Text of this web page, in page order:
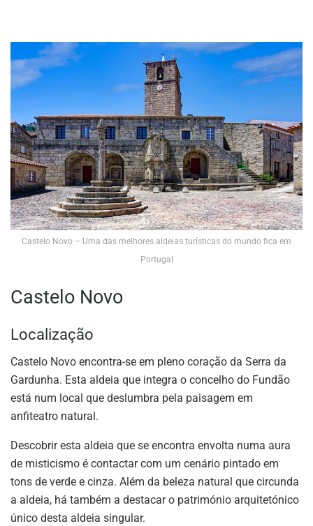
Castelo Novo – Uma das melhores aldeias turísticas do mundo fica em
Portugal
Castelo Novo
Localização
Castelo Novo encontra-se em pleno coração da Serra da
Gardunha. Esta aldeia que integra o concelho do Fundão
está num local que deslumbra pela paisagem em
anfiteatro natural.
Descobrir esta aldeia que se encontra envolta numa aura
de misticismo é contactar com um cenário pintado em
tons de verde e cinza. Além da beleza natural que circunda
a aldeia, há também a destacar o património arquitetónico
único desta aldeia singular.